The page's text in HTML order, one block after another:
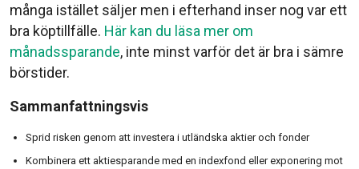
många istället säljer men i efterhand inser nog var ett
bra köptillfälle. Här kan du läsa mer om
månadssparande, inte minst varför det är bra i sämre
börstider.
Sammanfattningsvis
Sprid risken genom att investera i utländska aktier och fonder
Kombinera ett aktiesparande med en indexfond eller exponering mot